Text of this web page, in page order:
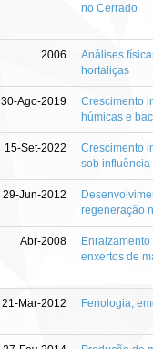
no Cerrado
2006
Análises
hortaliças
30-Ago-2019
Crescimento
húmicas e
15-Set-2022
Crescimento
sob influência
29-Jun-2012
regeneração
Abr-2008
enxertos de
21-Mar-2012 Fenologia,